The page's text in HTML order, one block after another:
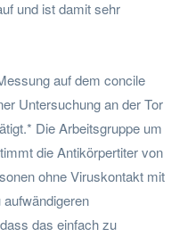
und ist damit sehr
auf dem concile
Untersuchung an der Tor
Die Arbeitsgruppe um
die Antikörpertiter von
ohne Viruskontakt mit
das einfach zu